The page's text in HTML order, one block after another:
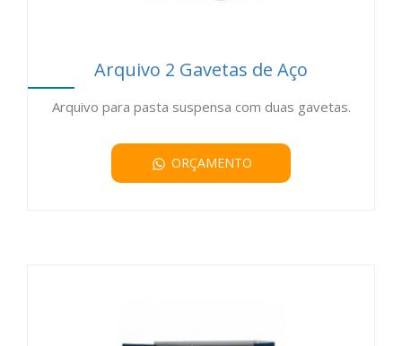
Arquivo 2 Gavetas de Aço
Arquivo para pasta suspensa com duas gavetas.
ORÇAMENTO